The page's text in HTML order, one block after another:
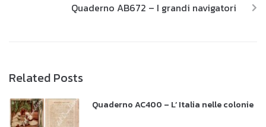
Quaderno AB672 – I grandi navigatori
Related Posts
Quaderno AC400 – L’ Italia nelle colonie